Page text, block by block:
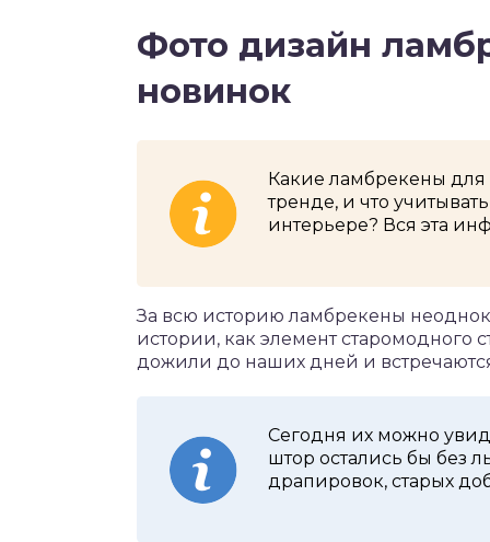
Фото дизайн
новинок
Какие ламбрекены для
тренде, и что
интерьере? Вся эта
За всю историю ламбрекены
истории, как элемент старомодного
дожили до наших дней и
Сегодня их можно
штор остались бы без
драпировок, старых